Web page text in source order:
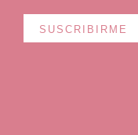
SUSCRIBIRME